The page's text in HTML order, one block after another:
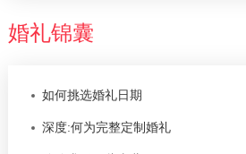
婚礼锦囊
如何挑选婚礼日期
深度:何为完整定制婚礼